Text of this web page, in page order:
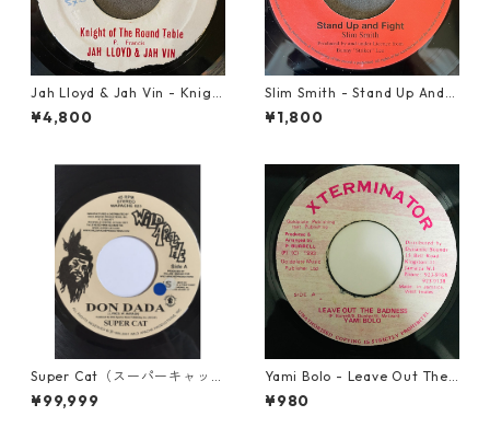
Jah Lloyd & Jah Vin - Knigh
t Of The Round Table【7-21
908】
¥4,800
Slim Smith - Stand Up And F
ight 【7-21832】
¥1,800
Super Cat（スーパーキャッ
ト） - Don Dada【7inch】
¥99,999
Yami Bolo - Leave Out The
Badness 【7-10916】
¥980